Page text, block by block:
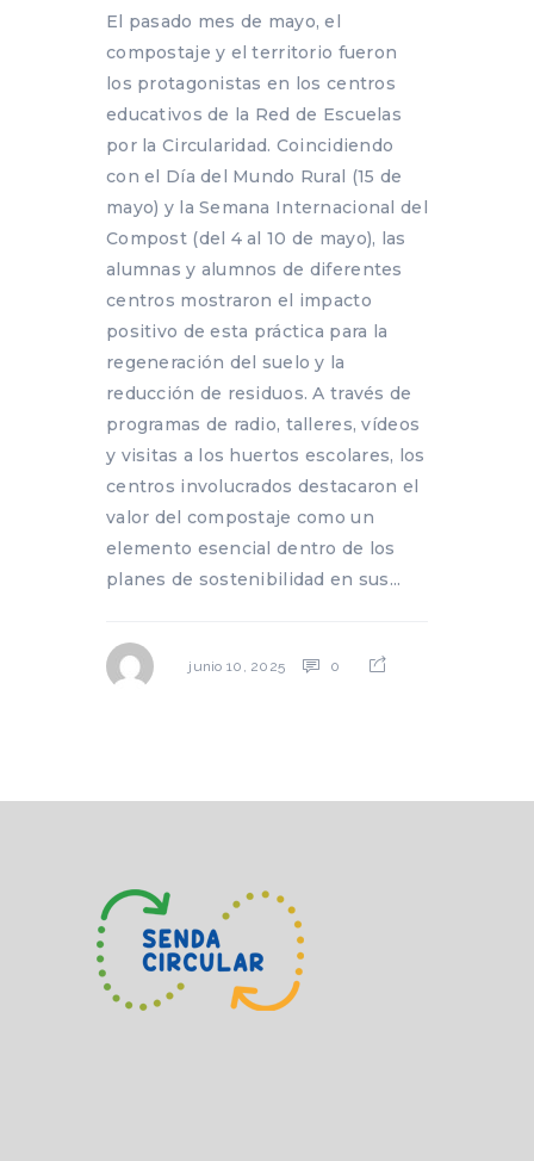
El pasado mes de mayo, el
compostaje y el territorio fueron
los protagonistas en los centros
educativos de la Red de Escuelas
por la Circularidad. Coincidiendo
con el Día del Mundo Rural (15 de
mayo) y la Semana Internacional del
Compost (del 4 al 10 de mayo), las
alumnas y alumnos de diferentes
centros mostraron el impacto
positivo de esta práctica para la
regeneración del suelo y la
reducción de residuos. A través de
programas de radio, talleres, vídeos
y visitas a los huertos escolares, los
centros involucrados destacaron el
valor del compostaje como un
elemento esencial dentro de los
planes de sostenibilidad en sus...
junio 10, 2025 0